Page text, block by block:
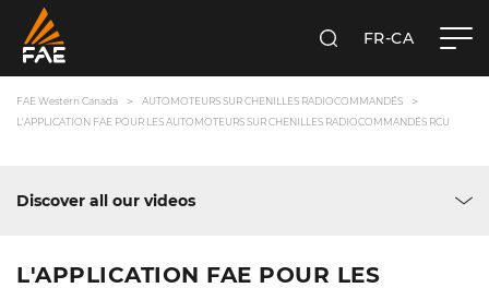
RECHERCHER
FR-CA
FAE Western Canada
AUTOMOTEURS SUR CHENILLES RADIOCOMMANDÉS
L'APPLICATION FAE POUR LES AUTOMOTEURS SUR CHENILLES RADIOCOMMANDÉS RCU
Discover all our videos
L'APPLICATION FAE POUR LES